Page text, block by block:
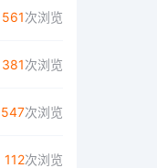
561次浏览
381次浏览
547次浏览
112次浏览